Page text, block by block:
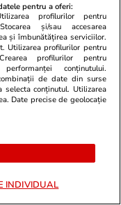
26 iul. 2021
Pantelimon
26 iul.
2026.
duminică
pentru a oferi:
profilurilor pentru
și/sau accesarea
și îmbunătățirea serviciilor.
Utilizarea profilurilor pentru
profilurilor pentru
conținutului.
de date din surse
conținutul. Utilizarea
Date precise de geolocație
INDIVIDUAL